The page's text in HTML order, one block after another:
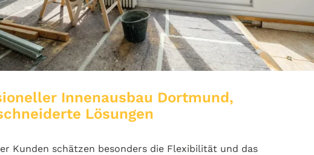
Innenausbau Dortmund,
Lösungen
Kunden schätzen besonders die Flexibilität und das